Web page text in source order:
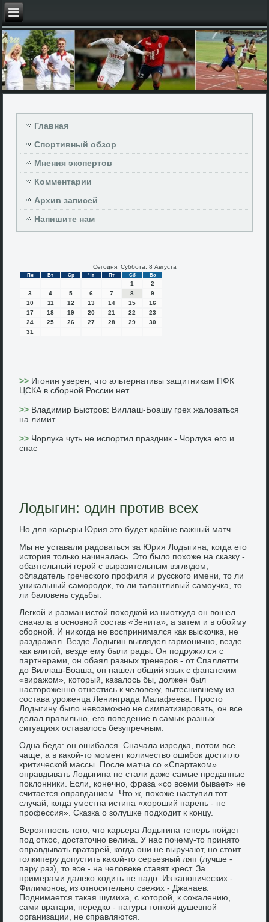
Главная
Спортивный обзор
Мнения экспертов
Комментарии
Архив записей
Напишите нам
Сегодня: Суббота, 8 Августа
Пн Вт Ср Чт Пт Сб Вс
1
2
3
4 5 6 7 8
9
10
11 12 13 14 15
16
17
18 19 20 21 22
23
24
25 26 27 28 29
30
31
>> Игонин уверен, что альтернативы защитникам ПФК
ЦСКА в сборной России нет
>> Владимир Быстров: Виллаш-Боашу грех жаловаться
на лимит
>> Чорлука чуть не испортил праздник - Чорлука его и
спас
Лодыгин: один против всех
Но для карьеры Юрия это будет крайне важный матч.
Мы не уставали радоваться за Юрия Лодыгина, когда его
история только начиналась. Это было похоже на сказку -
обаятельный герой с выразительным взглядом,
обладатель греческого профиля и русского имени, то ли
уникальный самородок, то ли талантливый самоучка, то
ли баловень судьбы.
Легкой и размашистой походкой из ниоткуда он вошел
сначала в основной состав «Зенита», а затем и в обойму
сборной. И никогда не воспринимался как выскочка, не
раздражал. Везде Лодыгин выглядел гармонично, везде
как влитой, везде ему были рады. Он подружился с
партнерами, он обаял разных тренеров - от Спаллетти
до Виллаш-Боаша, он нашел общий язык с фанатским
«виражом», который, казалось бы, должен был
настороженно отнестись к человеку, вытеснившему из
состава уроженца Ленинграда Малафеева. Просто
Лодыгину было невозможно не симпатизировать, он все
делал правильно, его поведение в самых разных
ситуациях оставалось безупречным.
Одна беда: он ошибался. Сначала изредка, потом все
чаще, а в какой-то момент количество ошибок достигло
критической массы. После матча со «Спартаком»
оправдывать Лодыгина не стали даже самые преданные
поклонники. Если, конечно, фраза «со всеми бывает» не
считается оправданием. Что ж, похоже наступил тот
случай, когда уместна истина «хороший парень - не
профессия». Сказка о золушке подходит к концу.
Вероятность того, что карьера Лодыгина теперь пойдет
под откос, достаточно велика. У нас почему-то принято
оправдывать вратарей, когда они не выручают, но стоит
голкиперу допустить какой-то серьезный ляп (лучше -
пару раз), то все - на человеке ставят крест. За
примерами далеко ходить не надо. Из канонических -
Филимонов, из относительно свежих - Джанаев.
Поднимается такая шумиха, с которой, к сожалению,
сами вратари, нередко - натуры тонкой душевной
организации, не справляются.